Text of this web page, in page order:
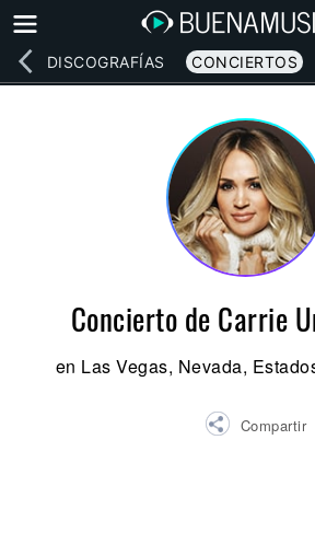
DISCOGRAFÍAS CONCIERTOS
Concierto de Carrie
en Las Vegas, Nevada,
Compartir